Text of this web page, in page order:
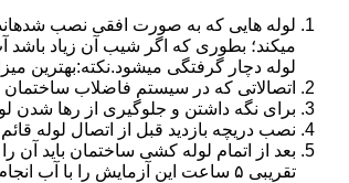
لوله هایی که به صورت افقی نصب
میکند؛ بطوری که اگر شیب آن زیاد
لوله دچار گرفتگی میشود.نکته:بهترین میزان
اتصالاتی که در سیستم فاضلاب ساختمان مورد
برای نگه داشتن و جلوگیری از رها شدن
نصب دریچه بازدید قبل از اتصال لوله
بعد از اتمام لوله کشی ساختمان باید
تقریبی ۵ ساعت این آزمایش را با آب انجام داده تا کاملا از آب بندی شدن سیستم فاضلاب اطمینان حاصل شود..